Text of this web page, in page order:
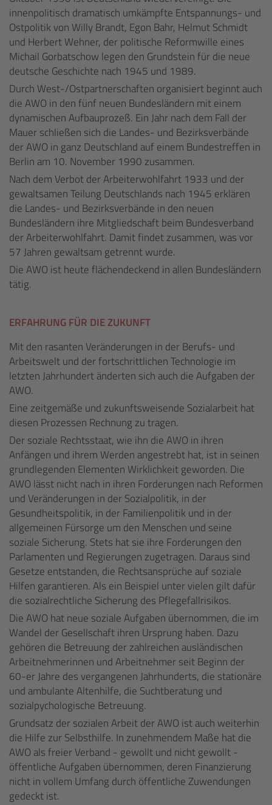
innenpolitisch dramatisch umkämpfte Entspannungs- und
Ostpolitik von Willy Brandt, Egon Bahr, Helmut Schmidt
und Herbert Wehner, der politische Reformwille eines
Michail Gorbatschow legen den Grundstein für die neue
deutsche Geschichte nach 1945 und 1989.
Durch West-/Ostpartnerschaften organisiert beginnt auch
die AWO in den fünf neuen Bundesländern mit einem
dynamischen Aufbauprozeß. Ein Jahr nach dem Fall der
Mauer schließen sich die Landes- und Bezirksverbände
der AWO in ganz Deutschland auf einem Bundestreffen in
Berlin am 10. November 1990 zusammen.
Nach dem Verbot der Arbeiterwohlfahrt 1933 und der
gewaltsamen Teilung Deutschlands nach 1945 erklären
die Landes- und Bezirksverbände in den neuen
Bundesländern ihre Mitgliedschaft beim Bundesverband
der Arbeiterwohlfahrt. Damit findet zusammen, was vor
57 Jahren gewaltsam getrennt wurde.
Die AWO ist heute flächendeckend in allen Bundesländern
tätig.
ERFAHRUNG FÜR DIE ZUKUNFT
Mit den rasanten Veränderungen in der Berufs- und
Arbeitswelt und der fortschrittlichen Technologie im
letzten Jahrhundert änderten sich auch die Aufgaben der
AWO.
Eine zeitgemäße und zukunftsweisende Sozialarbeit hat
diesen Prozessen Rechnung zu tragen.
Der soziale Rechtsstaat, wie ihn die AWO in ihren
Anfängen und ihrem Werden angestrebt hat, ist in seinen
grundlegenden Elementen Wirklichkeit geworden. Die
AWO lässt nicht nach in ihren Forderungen nach Reformen
und Veränderungen in der Sozialpolitik, in der
Gesundheitspolitik, in der Familienpolitik und in der
allgemeinen Fürsorge um den Menschen und seine
soziale Sicherung. Stets hat sie ihre Forderungen den
Parlamenten und Regierungen zugetragen. Daraus sind
Gesetze entstanden, die Rechtsansprüche auf soziale
Hilfen garantieren. Als ein Beispiel unter vielen gilt dafür
die sozialrechtliche Sicherung des Pflegefallrisikos.
Die AWO hat neue soziale Aufgaben übernommen, die im
Wandel der Gesellschaft ihren Ursprung haben. Dazu
gehören die Betreuung der zahlreichen ausländischen
Arbeitnehmerinnen und Arbeitnehmer seit Beginn der
60-er Jahre des vergangenen Jahrhunderts, die stationäre
und ambulante Altenhilfe, die Suchtberatung und
sozialpychologische Betreuung.
Grundsatz der sozialen Arbeit der AWO ist auch weiterhin
die Hilfe zur Selbsthilfe. In zunehmendem Maße hat die
AWO als freier Verband - gewollt und nicht gewollt -
öffentliche Aufgaben übernommen, deren Finanzierung
nicht in vollem Umfang durch öffentliche Zuwendungen
gedeckt ist.